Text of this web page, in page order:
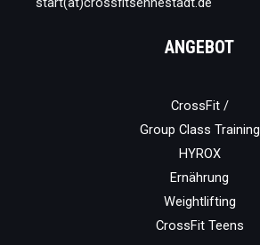
ANGEBOT
CrossFit /
Group Class Training
HYROX
Ernährung
Weightlifting
CrossFit Teens